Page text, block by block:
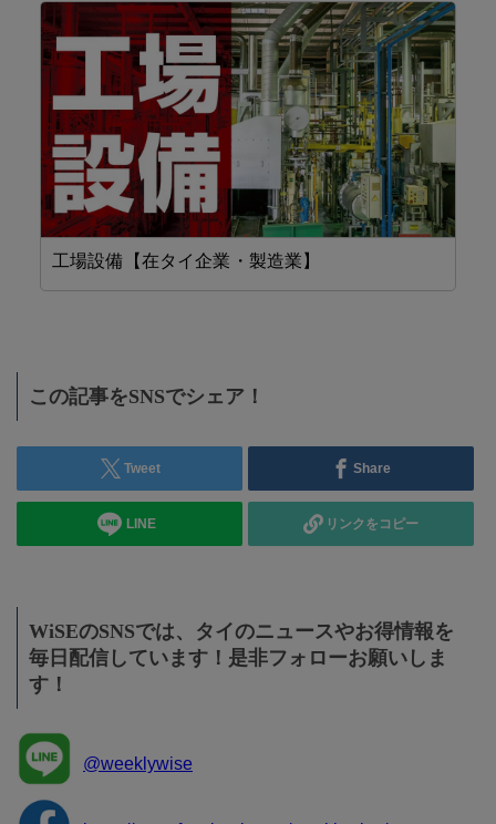
工場設備【在タイ企業・製造業】
この記事をSNSでシェア！
Tweet Share
LINE リンクをコピー
WiSEのSNSでは、タイのニュースやお得情報を
毎日配信しています！是非フォローお願いしま
す！
@weeklywise